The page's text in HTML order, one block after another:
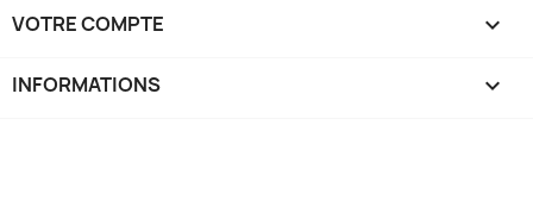
VOTRE COMPTE 
INFORMATIONS keyboard_arrow_down